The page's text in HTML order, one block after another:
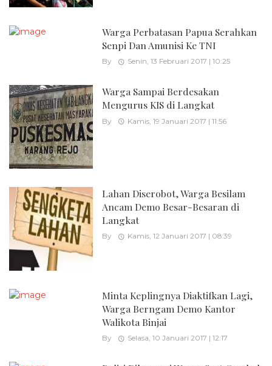
Warga Perbatasan Papua Serahkan
Senpi Dan Amunisi Ke TNI
By Senin, 13 Februari 2017 | 10:25
Warga Sampai Berdesakan
Mengurus KIS di Langkat
By Kamis, 19 Januari 2017 | 11:56
Lahan Diserobot, Warga Besilam
Ancam Demo Besar-Besaran di
Langkat
By Kamis, 12 Januari 2017 | 08:39
Minta Keplingnya Diaktifkan Lagi,
Warga Berngam Demo Kantor
Walikota Binjai
By Selasa, 10 Januari 2017 | 12:17